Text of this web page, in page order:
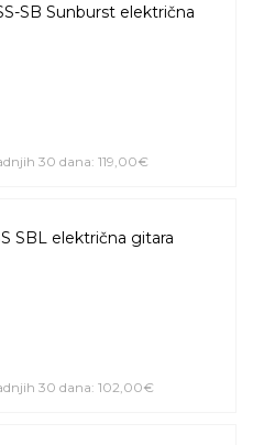
SB Sunburst električna
30 dana: 119,00€
SBL električna gitara
30 dana: 102,00€